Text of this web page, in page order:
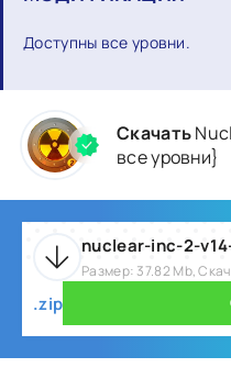
Доступны все уровни.
Скачать
все уровни}
nuclear-inc-2-
Размер: 37.82 Mb,
.zip